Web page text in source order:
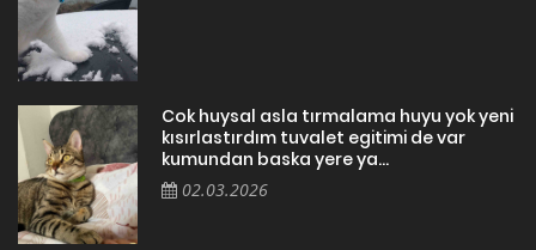
Cok huysal asla tırmalama huyu yok yeni
kısırlastırdım tuvalet egitimi de var
kumundan baska yere ya...
02.03.2026